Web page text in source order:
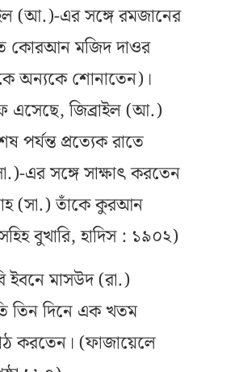
(আ.)-এর সঙ্গে রমজানের
কোরআন মজিদ দাওর
অন্যকে শোনাতেন)।
এসেছে, জিব্রাইল (আ.)
পর্যন্ত প্রত্যেক রাতে
এর সঙ্গে সাক্ষাৎ করতেন
(সা.) তাঁকে কুরআন
বুখারি, হাদিস : ১৯০২)
ইবনে মাসউদ (রা.)
তিন দিনে এক খতম
করতেন। (ফাজায়েলে